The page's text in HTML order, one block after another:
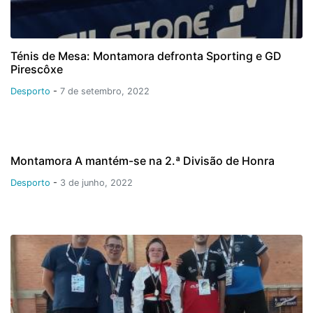
Ténis de Mesa: Montamora defronta Sporting e GD
Pirescôxe
Desporto - 7 de setembro, 2022
Montamora A mantém-se na 2.ª Divisão de Honra
Desporto - 3 de junho, 2022